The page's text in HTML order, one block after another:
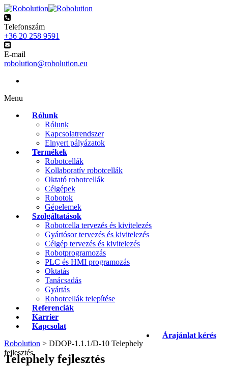
Telefonszám
+36 20 258 9591
E-mail
robolution@robolution.eu
Menu
Rólunk
Rólunk
Kapcsolatrendszer
Elnyert pályázatok
Termékek
Robotcellák
Kollaboratív robotcellák
Oktató robotcellák
Célgépek
Robotok
Gépelemek
Szolgáltatások
Robotcella tervezés és kivitelezés
Gyártósor tervezés és kivitelezés
Célgép tervezés és kivitelezés
Robotprogramozás
PLC és HMI programozás
Oktatás
Tanácsadás
Gyártás
Robotcellák telepítése
Referenciák
Karrier
Kapcsolat
Árajánlat kérés
Robolution > DDOP-1.1.1/D-10 Telephely
fejlesztés
Telephely fejlesztés